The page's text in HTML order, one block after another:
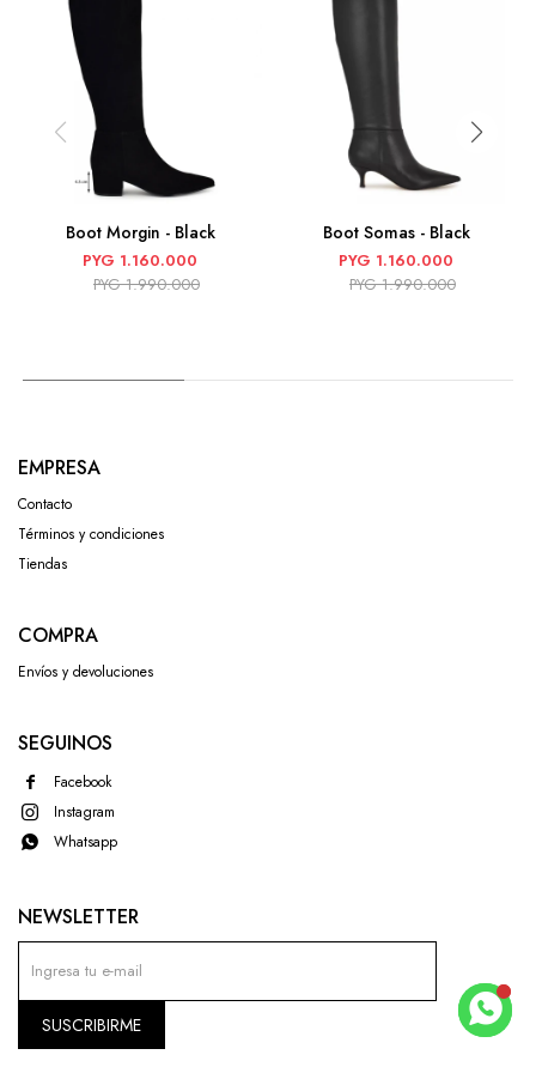
Boot Morgin - Black
PYG 1.160.000
PYG 1.990.000
Boot Somas - Black
PYG 1.160.000
PYG 1.990.000
EMPRESA
Contacto
Términos y condiciones
Tiendas
COMPRA
Envíos y devoluciones
SEGUINOS
Facebook
Instagram
Whatsapp
NEWSLETTER
SUSCRIBIRME